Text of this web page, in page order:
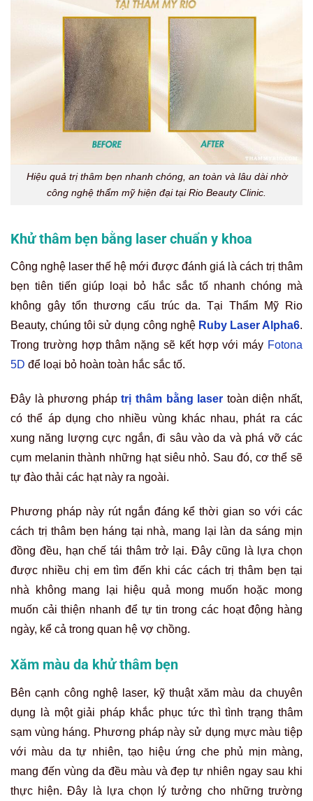
Hiệu quả trị thâm bẹn nhanh chóng, an toàn và lâu dài nhờ
công nghệ thẩm mỹ hiện đại tại Rio Beauty Clinic.
Khử thâm bẹn bằng laser chuẩn y khoa
Công nghệ laser thế hệ mới được đánh giá là cách trị thâm
bẹn tiên tiến giúp loại bỏ hắc sắc tố nhanh chóng mà
không gây tổn thương cấu trúc da. Tại Thẩm Mỹ Rio
Beauty, chúng tôi sử dụng công nghệ Ruby Laser Alpha6.
Trong trường hợp thâm nặng sẽ kết hợp với máy Fotona
5D để loại bỏ hoàn toàn hắc sắc tố.
Đây là phương pháp trị thâm bằng laser toàn diện nhất,
có thể áp dụng cho nhiều vùng khác nhau, phát ra các
xung năng lượng cực ngắn, đi sâu vào da và phá vỡ các
cụm melanin thành những hạt siêu nhỏ. Sau đó, cơ thể sẽ
tự đào thải các hạt này ra ngoài.
Phương pháp này rút ngắn đáng kể thời gian so với các
cách trị thâm bẹn háng tại nhà, mang lại làn da sáng mịn
đồng đều, hạn chế tái thâm trở lại. Đây cũng là lựa chọn
được nhiều chị em tìm đến khi các cách trị thâm bẹn tại
nhà không mang lại hiệu quả mong muốn hoặc mong
muốn cải thiện nhanh để tự tin trong các hoạt động hàng
ngày, kể cả trong quan hệ vợ chồng.
Xăm màu da khử thâm bẹn
Bên cạnh công nghệ laser, kỹ thuật xăm màu da chuyên
dụng là một giải pháp khắc phục tức thì tình trạng thâm
sạm vùng háng. Phương pháp này sử dụng mực màu tiệp
với màu da tự nhiên, tạo hiệu ứng che phủ mịn màng,
mang đến vùng da đều màu và đẹp tự nhiên ngay sau khi
thực hiện. Đây là lựa chọn lý tưởng cho những trường